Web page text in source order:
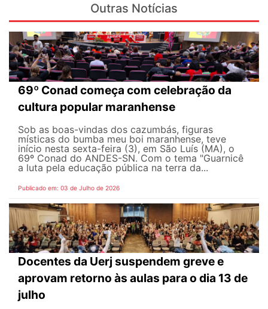
Outras Notícias
69º Conad começa com celebração da
cultura popular maranhense
Sob as boas-vindas dos cazumbás, figuras
místicas do bumba meu boi maranhense, teve
início nesta sexta-feira (3), em São Luís (MA), o
69º Conad do ANDES-SN. Com o tema "Guarnicê
a luta pela educação pública na terra da...
Publicado em: 03 de Julho de 2026
Docentes da Uerj suspendem greve e
aprovam retorno às aulas para o dia 13 de
julho